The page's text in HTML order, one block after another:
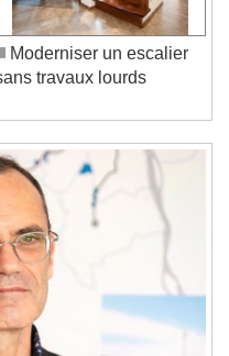
liveLIVE
Moderniser un escalier